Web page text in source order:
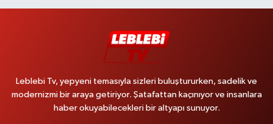
Leblebi Tv, yepyeni temasıyla sizleri buluştururken, sadelik ve
modernizmi bir araya getiriyor. Şatafattan kaçınıyor ve insanlara
haber okuyabilecekleri bir altyapı sunuyor.